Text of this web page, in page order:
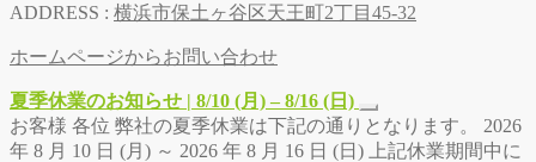
ADDRESS : 横浜市保土ヶ谷区天王町2丁目45-32
ホームページからお問い合わせ
夏季休業のお知らせ | 8/10 (月) – 8/16 (日)
お客様 各位 弊社の夏季休業は下記の通りとなります。 2026
年 8 月 10 日 (月) ～ 2026 年 8 月 16 日 (日) 上記休業期間中に